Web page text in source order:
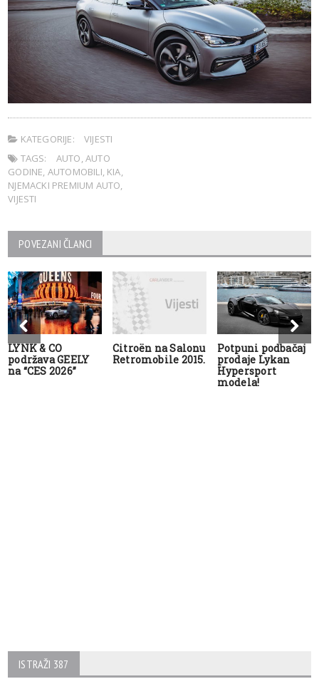
KATEGORIJE:
VIJESTI
TAGS:
AUTO,AUTO
GODINE, AUTOMOBILI, KIA,
NJEMACKI PREMIUM AUTO,
VIJESTI
POVEZANI ČLANCI
LYNK & CO
podržava GEELY
na “CES 2026”
Citroën na Salonu
Retromobile 2015.
Potpuni podbačaj
prodaje Lykan
Hypersport
modela!
ISTRAŽI 387